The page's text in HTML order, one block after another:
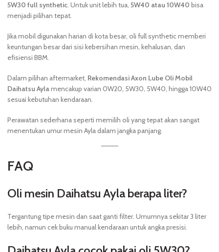
5W30 full synthetic. Untuk unit lebih tua, 5W40 atau 10W40 bisa
menjadi pilihan tepat.
Jika mobil digunakan harian di kota besar, oli full synthetic memberi
keuntungan besar dari sisi kebersihan mesin, kehalusan, dan
efisiensi BBM.
Dalam pilihan aftermarket, Rekomendasi Axon Lube Oli Mobil
Daihatsu Aylamencakup varian 0W20, 5W30, 5W40, hingga 10W40
sesuai kebutuhan kendaraan.
Perawatan sederhana seperti memilih oli yang tepat akan sangat
menentukan umur mesin Ayla dalam jangka panjang.
FAQ
Oli mesin Daihatsu Ayla berapa liter?
Tergantung tipe mesin dan saat ganti filter. Umumnya sekitar 3 liter
lebih, namun cek buku manual kendaraan untuk angka presisi.